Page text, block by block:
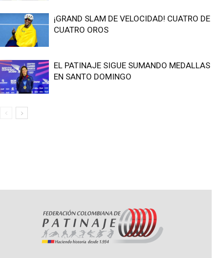
¡GRAND SLAM DE VELOCIDAD! CUATRO DE
CUATRO OROS
EL PATINAJE SIGUE SUMANDO MEDALLAS
EN SANTO DOMINGO